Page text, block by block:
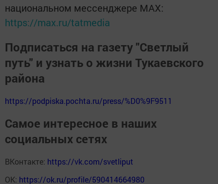
национальном мессенджере MАХ:
https://max.ru/tatmedia
Подписаться на газету "Светлый
путь" и узнать о жизни Тукаевского
района
https://podpiska.pochta.ru/press/%D0%9F9511
Самое интересное в наших
социальных сетях
ВКонтакте: https://vk.com/svetliput
ОК: https://ok.ru/profile/590414664980